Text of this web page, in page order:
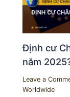
Định cư
năm
Leave a
Worldwide